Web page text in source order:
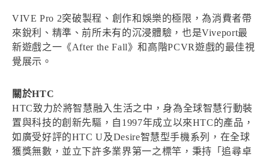
VIVE Pro 2突破製程、創作和娛樂的極限，為消費者帶
來銳利、精準、前所未有的沉浸體驗，也是Viveport最
新遊戲之一《After the Fall》和高階PCVR遊戲的最佳視
覺展示。
關於HTC
HTC致力於將智慧融入生活之中，身為全球智慧行動裝
置與科技的創新先驅，自1997年成立以來HTC的產品，
如廣受好評的HTC U及Desire智慧型手機系列，在全球
獲獎無數，並立下許多業界第一之標竿，秉持「追尋卓